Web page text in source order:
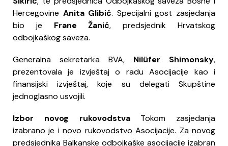
Hercegovine Anita Glibić. Specijalni gost zasjedanja
bio je Frane Žanić, predsjednik Hrvatskog
odbojkaškog saveza.
Generalna sekretarka BVA, Nilüfer Shimonsky,
prezentovala je izvještaj o radu Asocijacije kao i
finansijski izvještaj, koje su delegati Skupštine
jednoglasno usvojili.
Izbor novog rukovodstvaTokom zasjedanja
izabrano je i novo rukovodstvo Asocijacije. Za novog
predsjednika Balkanske odbojkaške asocijacije izabran